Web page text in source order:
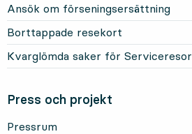
Ansök om förseningsersättning
Borttappade resekort
Kvarglömda saker för Serviceresor
Press och projekt
Pressrum